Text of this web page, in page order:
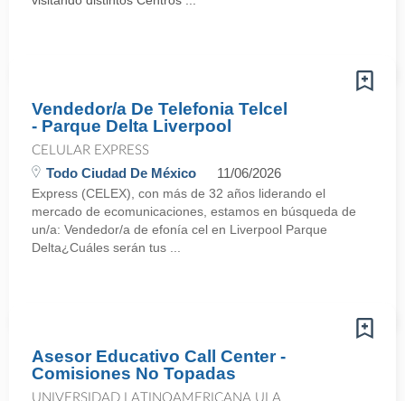
Vendedor/a De Telefonia Telcel
- Parque Delta Liverpool
CELULAR EXPRESS
Todo Ciudad De México 11/06/2026
Express (CELEX), con más de 32 años liderando el
mercado de ecomunicaciones, estamos en búsqueda de
un/a: Vendedor/a de efonía cel en Liverpool Parque
Delta¿Cuáles serán tus ...
Asesor Educativo Call Center -
Comisiones No Topadas
UNIVERSIDAD LATINOAMERICANA ULA